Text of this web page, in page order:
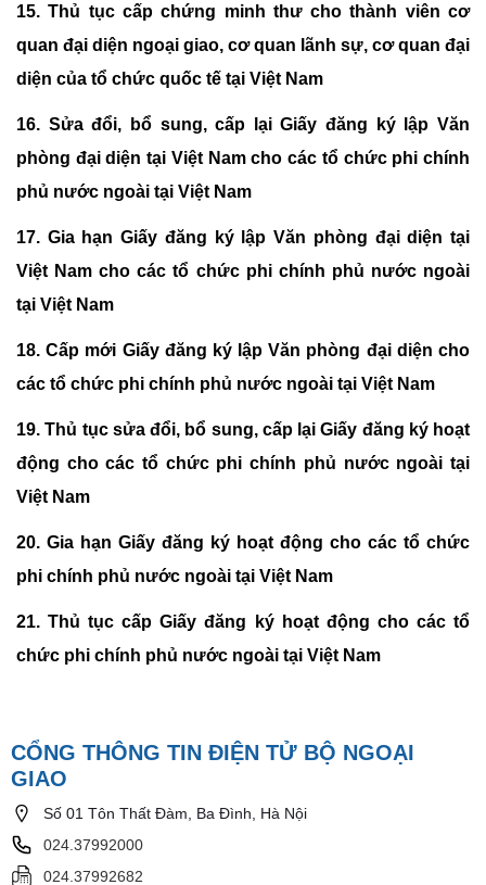
15.Thủ tục cấp chứng minh thư cho thành viên cơ
quan đại diện ngoại giao, cơ quan lãnh sự, cơ quan đại
diện của tổ chức quốc tế tại Việt Nam
16. Sửa đổi, bổ sung, cấp lại Giấy đăng ký lập Văn
phòng đại diện tại Việt Nam cho các tổ chức phi chính
phủ nước ngoài tại Việt Nam
17. Gia hạn Giấy đăng ký lập Văn phòng đại diện tại
Việt Nam cho các tổ chức phi chính phủ nước ngoài
tại Việt Nam
18.Cấp mới Giấy đăng ký lập Văn phòng đại diện cho
các tổ chức phi chính phủ nước ngoài tại Việt Nam
19.Thủ tục sửa đổi, bổ sung, cấp lại Giấy đăng ký hoạt
động cho các tổ chức phi chính phủ nước ngoài tại
Việt Nam
20. Gia hạn Giấy đăng ký hoạt động cho các tổ chức
phi chính phủ nước ngoài tại Việt Nam
21.Thủ tục cấp Giấy đăng ký hoạt động cho các tổ
chức phi chính phủ nước ngoài tại Việt Nam
CỔNG THÔNG TIN ĐIỆN TỬ BỘ NGOẠI
GIAO
Số 01 Tôn Thất Đàm, Ba Đình, Hà Nội
024.37992000
024.37992682